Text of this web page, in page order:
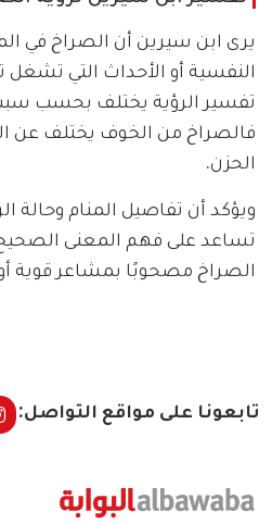
يرى ابن سيرين أن الصراخ في
النفسية أو الأحداث التي تشغل
تفسير الرؤية يختلف بحسب
فالصراخ من الخوف يختلف عن
الحزن.
ويؤكد أن تفاصيل المنام وحالة
تساعد على فهم المعنى الصحيح
الصراخ مصحوبًا بمشاعر قوية
تابعونا على مواقع التواصل: